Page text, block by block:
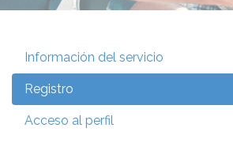
Información del servicio
Registro
Acceso al perfil